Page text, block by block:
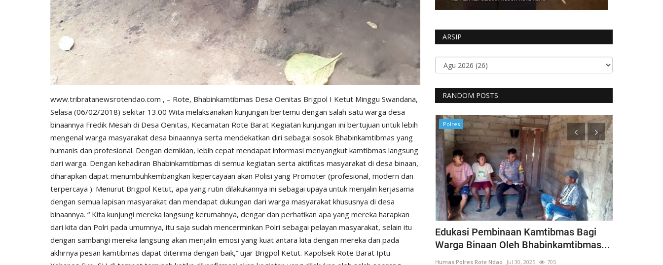
www.tribratanewsrotendao.com , – Rote, Bhabinkamtibmas Desa Oenitas Brigpol I Ketut Minggu Swandana,
Selasa (06/02/2018) sekitar 13.00 Wita melaksanakan kunjungan bertemu dengan salah satu warga desa
binaannya Fredik Mesah di Desa Oenitas, Kecamatan Rote Barat Kegiatan kunjungan ini bertujuan untuk lebih
mengenal warga masyarakat desa binaannya serta mendekatkan diri sebagai sosok Bhabinkamtibmas yang
humanis dan profesional. Dengan demikian, lebih cepat mendapat informasi menyangkut kamtibmas langsung
dari warga. Dengan kehadiran Bhabinkamtibmas di semua kegiatan serta aktifitas masyarakat di desa binaan,
diharapkan dapat menumbuhkembangkan kepercayaan akan Polisi yang Promoter (profesional, modern dan
terpercaya ). Menurut Brigpol Ketut, apa yang rutin dilakukannya ini sebagai upaya untuk menjalin kerjasama
dengan semua lapisan masyarakat dan mendapat dukungan dari warga masyarakat khususnya di desa
binaannya. “ Kita kunjungi mereka langsung kerumahnya, dengar dan perhatikan apa yang mereka harapkan
dari kita dan Polri pada umumnya, itu saja sudah mencerminkan Polri sebagai pelayan masyarakat, selain itu
dengan sambangi mereka langsung akan menjalin emosi yang kuat antara kita dengan mereka dan pada
akhirnya pesan kamtibmas dapat diterima dengan baik,” ujar Brigpol Ketut. Kapolsek Rote Barat Iptu
ARSIP
RANDOM POSTS
Polsek
Polda
Ketua Umum Bhayangkari Ny. Juliati
Sigit Prabowo Memberikan...
Humas Polres Rote Ndao Jul 29, 2023 793
Polres
Ipda Charles : Kegiatan Polri Untuk
Mencegah Aksi Premanisme...
Humas Polres Rote Ndao Mei 9, 2025
Polres
Edukasi Pembinaan Kamtibmas Bagi
Warga Binaan Oleh Bhabinkamtibmas...
Humas Polres Rote Ndao Jul 30, 2025 705